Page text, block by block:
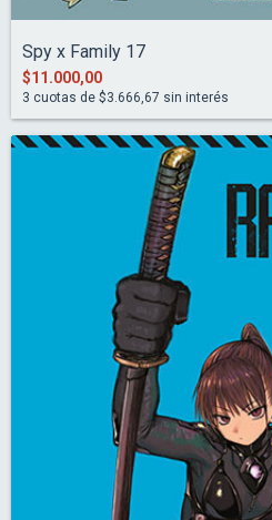
Spy x Family 17
$11.000,00
3 cuotas de $3.666,67 sin interés